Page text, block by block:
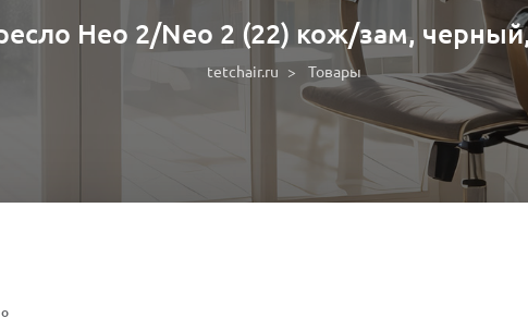
Нео 2/Neo 2 (22) кож/зам,
tetchair.ru Товары